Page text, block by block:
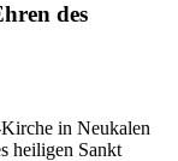
des
in Neukalen
heiligen Sankt